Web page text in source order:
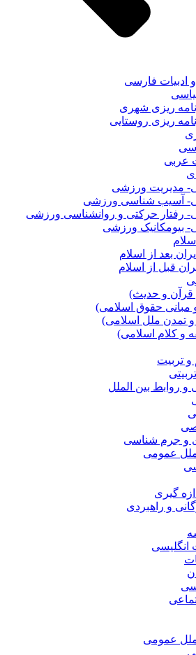
ادبیات فارسی
ریزی شهری
ریزی روستایی
عربی
مدیریت ورزشی
آسیب شناسی ورزشی
رفتار حرکتی و روانشناسی ورزشی
بیومکانیک ورزشی
بعد از اسلام
قبل از اسلام
قرآن و حدیث)
مبانی حقوق اسلامی)
و تمدن ملل اسلامی)
و کلام اسلامی)
و تربیت
روابط بین الملل
و جرم شناسی
عمومی
گیری
و راهبردی
انگلیسی
عمومی